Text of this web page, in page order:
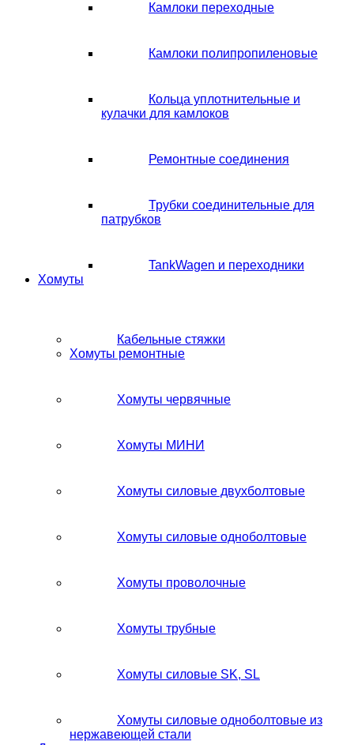
Камлоки переходные
Камлоки полипропиленовые
Кольца уплотнительные и
кулачки для камлоков
Ремонтные соединения
Трубки соединительные для
патрубков
TankWagen и переходники
Хомуты
Кабельные стяжки
Хомуты ремонтные
Хомуты червячные
Хомуты МИНИ
Хомуты силовые двухболтовые
Хомуты силовые одноболтовые
Хомуты проволочные
Хомуты трубные
Хомуты силовые SK, SL
Хомуты силовые одноболтовые из
нержавеющей стали